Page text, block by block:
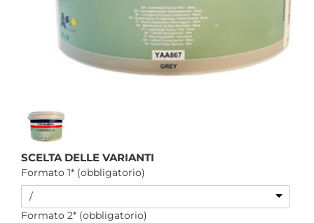
SCELTA DELLE VARIANTI
Formato 1* (obbligatorio)
/
Formato 2* (obbligatorio)